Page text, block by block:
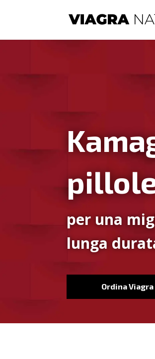
per una
lunga
Ordina Viagra